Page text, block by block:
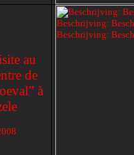
au
de
à